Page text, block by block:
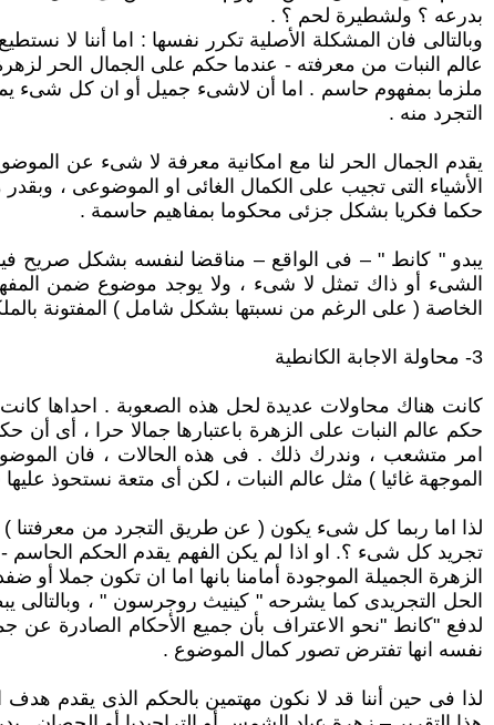
بدرعه ؟ ولشطيرة لحم ؟ .
وبالتالى فان المشكلة الأصلية تكرر نفسها : اما أننا لا
عالم النبات من معرفته - عندما حكم على الجمال الحر
ملزما بمفهوم حاسم . اما أن لاشىء جميل أو ان كل شىء
التجرد منه .
يقدم الجمال الحر لنا مع امكانية معرفة لا شىء عن
الأشياء التى تجيب على الكمال الغائى او الموضوعى ،
حكما فكريا بشكل جزئى محكوما بمفاهيم حاسمة .
يبدو " كانط " – فى الواقع – مناقضا لنفسه بشكل صريح
الشىء أو ذاك تمثل لا شىء ، ولا يوجد موضوع ضمن
الخاصة ( على الرغم من نسبتها بشكل شامل ) المفتونة
3- محاولة الاجابة الكانطية
كانت هناك محاولات عديدة لحل هذه الصعوبة . احداها
حكم عالم النبات على الزهرة باعتبارها جمالا حرا ، أى
امر متشعب ، وندرك ذلك . فى هذه الحالات ، فان
الموجهة غائيا ) مثل عالم النبات ، لكن أى متعة نستحوذ
لذا اما ربما كل شىء يكون ( عن طريق التجرد من معرفتنا )
تجريد كل شىء ؟. او اذا لم يكن الفهم يقدم الحكم الحاسم
الزهرة الجميلة الموجودة أمامنا بانها اما ان تكون جملا أو
الحل التجريدى كما يشرحه " كينيث روجرسون " ، وبالتالى
لدفع "كانط "نحو الاعتراف بأن جميع الأحكام الصادرة
نفسه انها تفترض تصور كمال الموضوع .
لذا فى حين أننا قد لا نكون مهتمين بالحكم الذى يقدم